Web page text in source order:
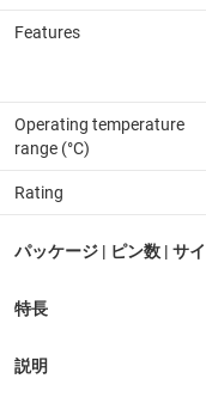
Features
Operating temperature
range (°C)
Rating